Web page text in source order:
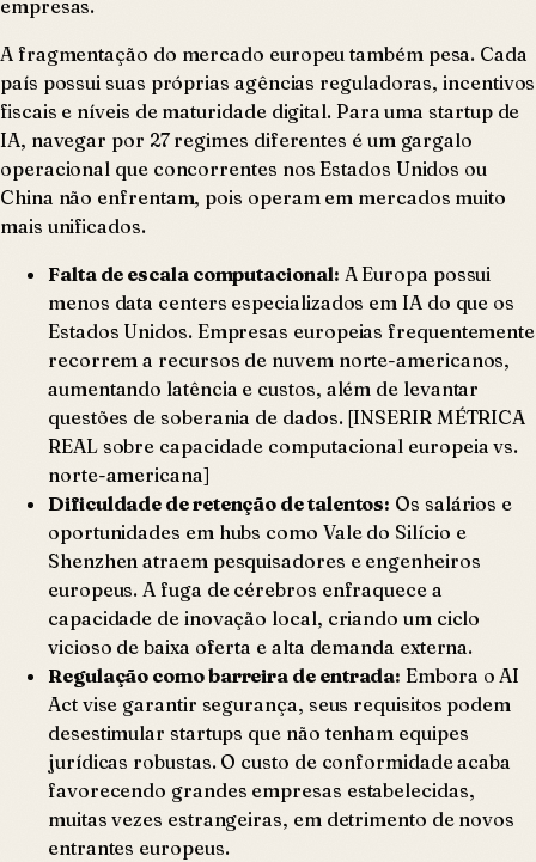
empresas.
A fragmentação do mercado europeu também pesa. Cada
país possui suas próprias agências reguladoras, incentivos
fiscais e níveis de maturidade digital. Para uma startup de
IA, navegar por 27 regimes diferentes é um gargalo
operacional que concorrentes nos Estados Unidos ou
China não enfrentam, pois operam em mercados muito
mais unificados.
Falta de escala computacional: A Europa possui
menos data centers especializados em IA do que os
Estados Unidos. Empresas europeias frequentemente
recorrem a recursos de nuvem norte-americanos,
aumentando latência e custos, além de levantar
questões de soberania de dados. [INSERIR MÉTRICA
REAL sobre capacidade computacional europeia vs.
norte-americana]
Dificuldade de retenção de talentos: Os salários e
oportunidades em hubs como Vale do Silício e
Shenzhen atraem pesquisadores e engenheiros
europeus. A fuga de cérebros enfraquece a
capacidade de inovação local, criando um ciclo
vicioso de baixa oferta e alta demanda externa.
Regulação como barreira de entrada: Embora o AI
Act vise garantir segurança, seus requisitos podem
desestimular startups que não tenham equipes
jurídicas robustas. O custo de conformidade acaba
favorecendo grandes empresas estabelecidas,
muitas vezes estrangeiras, em detrimento de novos
entrantes europeus.